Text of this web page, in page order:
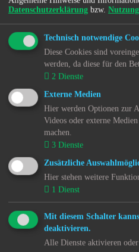
Nutzer, den Anbieter
einschließlich
und dem Anbieter die
wegen der möglichen
Anbieter wird
notwendigen
ist berechtigt, hierfür von
angemessenen Vorschuss
verpflichtet, den Anbieter
gegenüber Dritten zu
Rechte sowie
bleiben unberührt. Wenn
Rechtsverletzung nicht zu
zuvor genannten Pflichten nicht.
Datenschutzerklärung bzw.
Technisch notwendige
Diese Cookies sind
werden, da diese für den
2 Dienste
Externe Medien
Hier werden Optionen zur
Videos oder externe
machen.
3 Dienste
Zusätzliche
Hier stehen weitere
1 Dienst
Mit diesem Schalter
deaktivieren.
Alle Dienste aktivieren